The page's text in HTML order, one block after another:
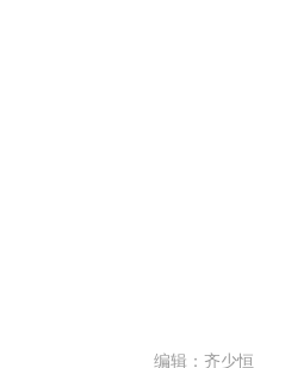
编辑：齐少恒